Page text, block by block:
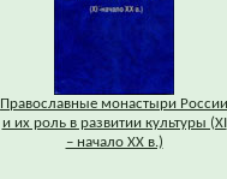
Православные монастыри России
и их роль в развитии культуры (XI
– начало XX в.)